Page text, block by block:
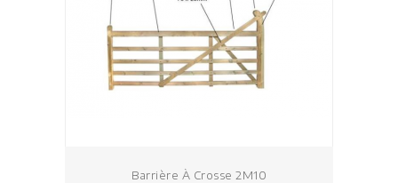
Barrière À Crosse 2M10